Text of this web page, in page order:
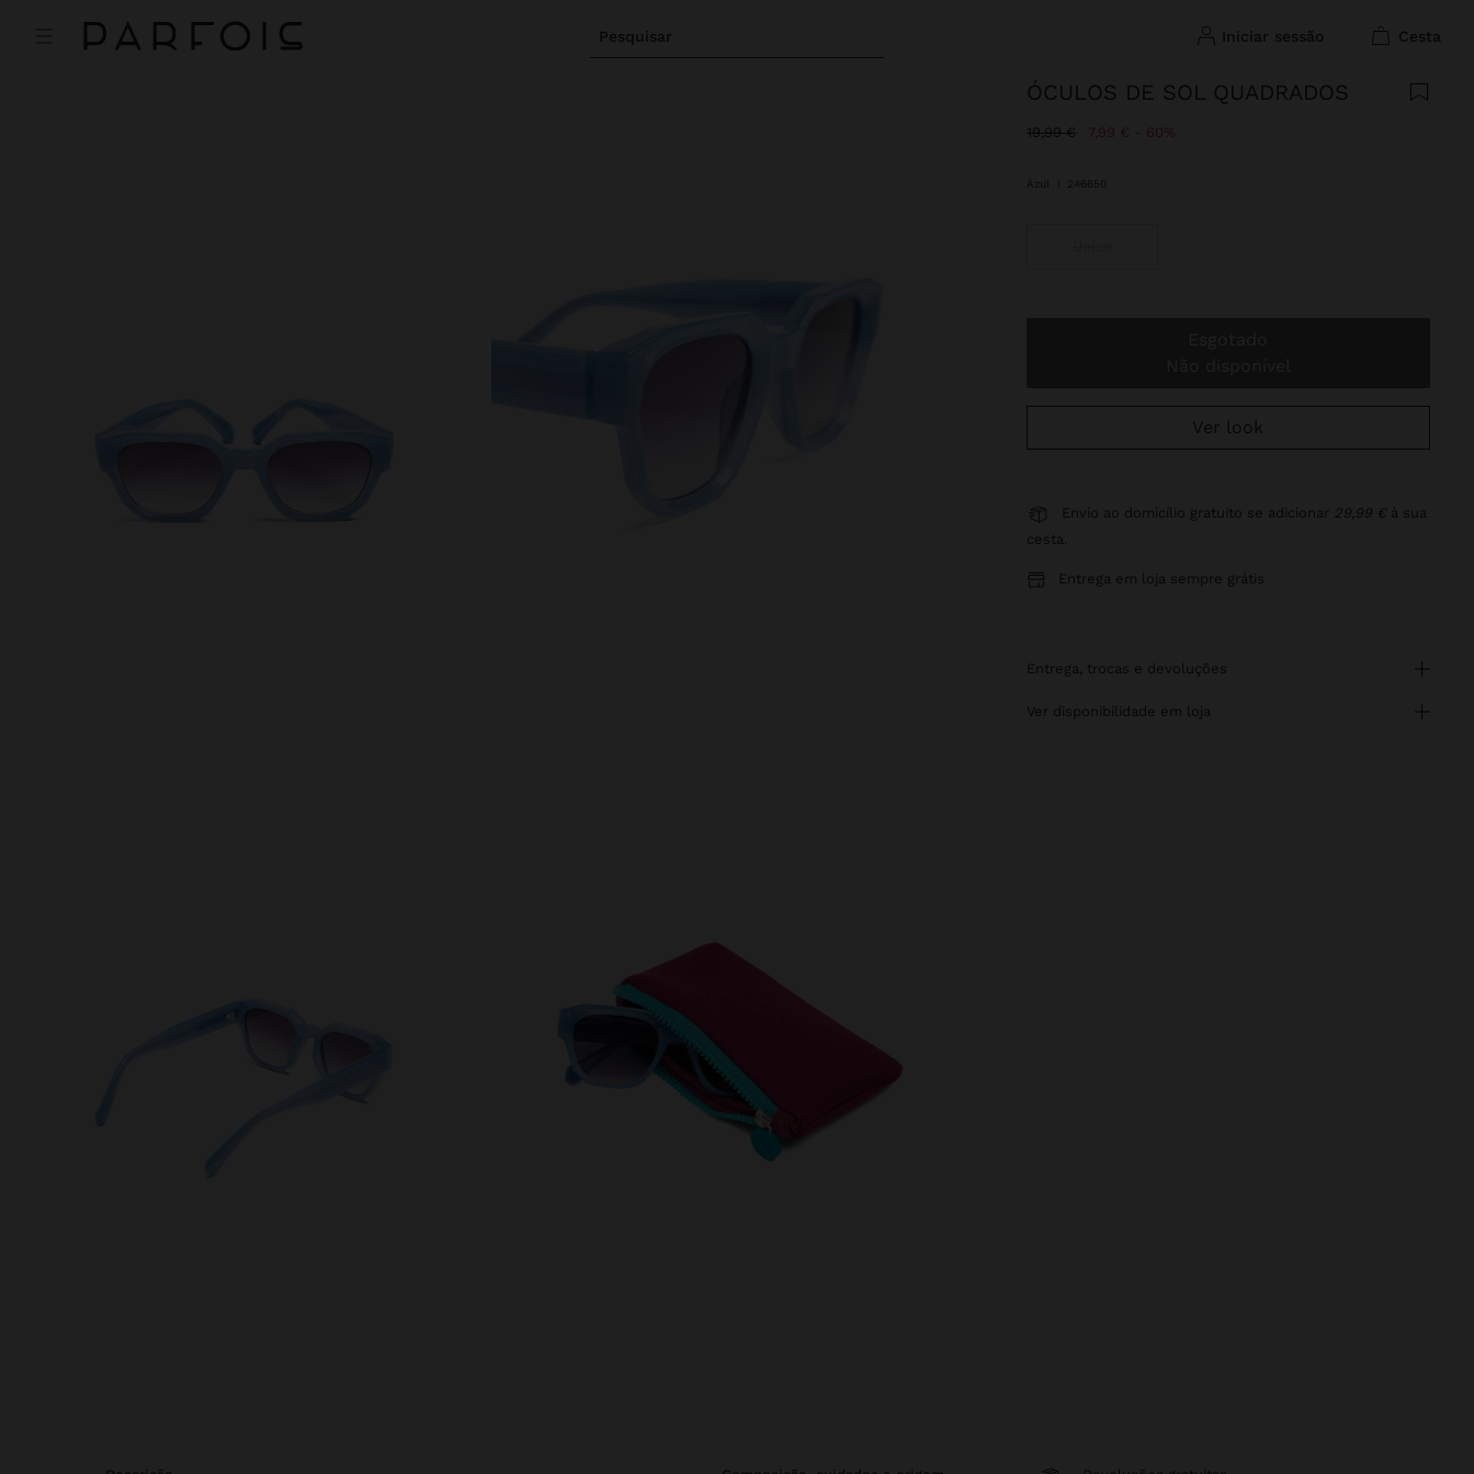
Pesquisar iniciar sessão cesta
ÓCULOS DE SOL QUADRADOS
Preço Reduzido De
19,99 €Para7,99 € 60%
246650
Ver look
Envio ao domicílio gratuito se adicionar 29,99 € à sua
cesta.
Entrega em loja sempre grátis
entrega, trocas e devoluções
ver disponibilidade em loja